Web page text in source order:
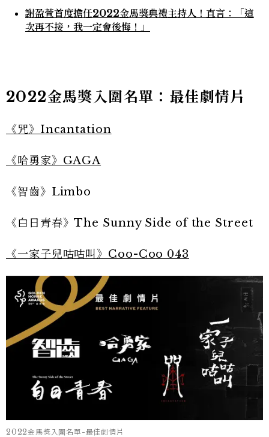
謝盈萱首度擔任2022金馬獎典禮主持人！直言：「這
次再不接，我一定會後悔！」
2022金馬獎入圍名單：最佳劇情片
《咒》Incantation
《哈勇家》GAGA
《智齒》Limbo
《白日青春》The Sunny Side of the Street
《一家子兒咕咕叫》Coo-Coo 043
2022金馬獎入圍名單-最佳劇情片